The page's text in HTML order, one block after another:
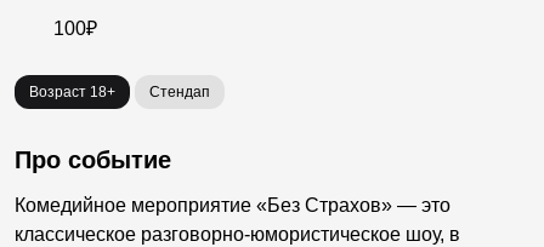
100₽
Возраст 18+ Стендап
Про событие
Комедийное мероприятие «Без Страхов» — это
классическое разговорно-юмористическое шоу, в